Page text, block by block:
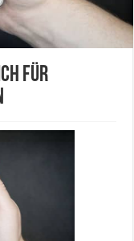
für